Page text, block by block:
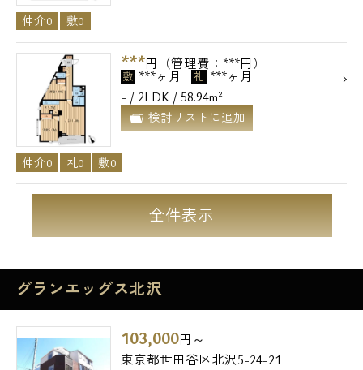
仲介0 敷0
***円（管理費：***円）
敷 ***ヶ月 礼 ***ヶ月
- / 2LDK / 58.94m²
検討リストに追加
仲介0 礼0 敷0
全件表示
グランエッグス北沢
103,000円～
東京都世田谷区北沢5-24-21